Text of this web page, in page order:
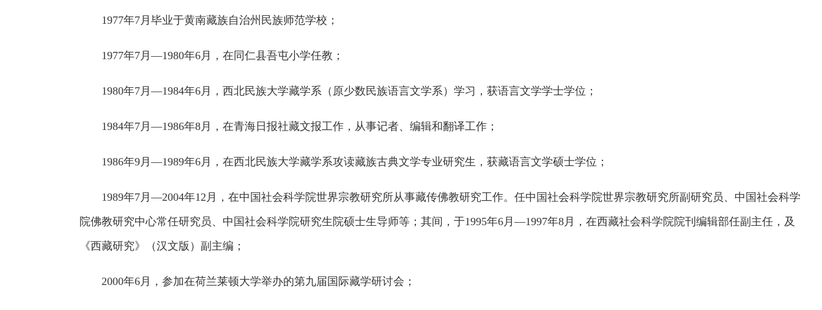
1977年7月毕业于黄南藏族自治州民族师范学校；
1977年7月—1980年6月，在同仁县吾屯小学任教；
1980年7月—1984年6月，西北民族大学藏学系（原少数民族语言文学系）学习，获语言文学学士学位；
1984年7月—1986年8月，在青海日报社藏文报工作，从事记者、编辑和翻译工作；
1986年9月—1989年6月，在西北民族大学藏学系攻读藏族古典文学专业研究生，获藏语言文学硕士学位；
1989年7月—2004年12月，在中国社会科学院世界宗教研究所从事藏传佛教研究工作。任中国社会科学院世界宗教研究所副研究员、中国社会科学
院佛教研究中心常任研究员、中国社会科学院研究生院硕士生导师等；其间，于1995年6月—1997年8月，在西藏社会科学院院刊编辑部任副主任，及
《西藏研究》（汉文版）副主编；
2000年6月，参加在荷兰莱顿大学举办的第九届国际藏学研讨会；